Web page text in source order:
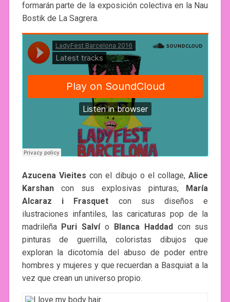
formarán parte de la exposición colectiva en la Nau
Bostik de La Sagrera.
Azucena Vieites con el dibujo o el collage,Alice
Karshancon sus explosivas pinturas, María
Alcaraz i Frasquet con sus diseños e
ilustraciones infantiles, las caricaturas pop de la
madrileña Puri Salvío Blanca Haddadcon sus
pinturas de guerrilla, coloristas dibujos que
exploran la dicotomía del abuso de poder entre
hombres y mujeres y que recuerdan a Basquiat a la
vez que crean un universo propio.